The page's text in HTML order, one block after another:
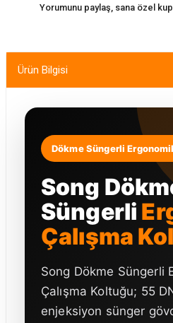
Yorumunu paylaş, sana özel
Ürün Bilgisi
Dökme Süngerli
Song
Süngerli
Çalışma
Song Dökme Süngerli
Çalışma Koltuğu; 55
enjeksiyon sünger